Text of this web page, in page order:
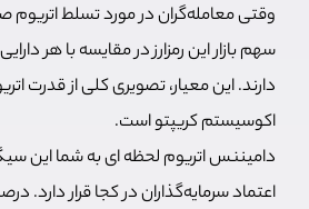
وقتی معامله‌گران در مورد تسلط
سهم بازار این رمزارز در مقایسه با هر
دارند. این معیار، تصویری کلی از قدرت
اکوسیستم کریپتو است.
دامیننس اتریوم لحظه ای به شما این
اعتماد سرمایه‌گذاران در کجا قرار دارد.